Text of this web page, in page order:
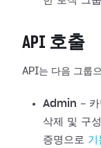
API 호출
API는 다음 그룹
Admin - 카
삭제 및 구
증명으로 기